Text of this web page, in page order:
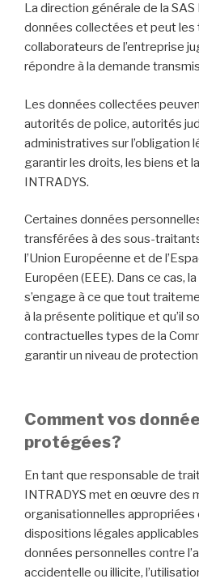
La direction générale de la
données collectées et peut
collaborateurs de l’entreprise
répondre à la demande
Les données collectées
autorités de police, autorités
administratives sur l’obligation
garantir les droits, les biens et
INTRADYS.
Certaines données
transférées à des sous-
l’Union Européenne et de
Européen (EEE). Dans ce cas,
s’engage à ce que tout
à la présente politique et qu’il
contractuelles types de la
garantir un niveau de
Comment vos
protégées ?
En tant que responsable de
INTRADYS met en œuvre des
organisationnelles
dispositions légales
données personnelles contre
accidentelle ou illicite,